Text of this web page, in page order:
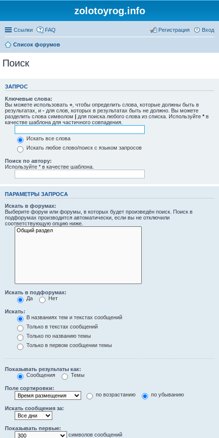
zolotoyrog.info
Ссылки FAQ Вход
Регистрация
Список форумов
Поиск
ЗАПРОС
Ключевые слова:
Вы можете использовать + , чтобы определить слова, которые должны быть в
результатах, и - для слов, которых в результатах быть не должно. Вы можете
разделить слова символом | для поиска любого слова из списка. Используйте * в
качестве шаблона для частичного совпадения.
Искать все слова
Искать любое слово/поиск с языком запросов
Поиск по автору:
Используйте * в качестве шаблона.
ПАРАМЕТРЫ ЗАПРОСА
Искать в форумах:
Выберите форум или форумы, в которых будет произведён поиск. Поиск в
подфорумах производится автоматически, если вы не отключили
соответствующую опцию ниже.
Искать в подфорумах:
Да
Нет
Искать:
В названиях тем и текстах сообщений
Только в текстах сообщений
Только по названию темы
Только в первом сообщении темы
Показывать результаты как:
Сообщения
Темы
Поле сортировки:
по возрастанию
по убыванию
Искать сообщения за:
Показывать первые:
символов сообщений